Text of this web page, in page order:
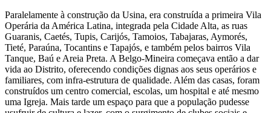
Paralelamente à construção da Usina, era construída a primeira Vila
Operária da América Latina, integrada pela Cidade Alta, as ruas
Guaranis, Caetés, Tupis, Carijós, Tamoios, Tabajaras, Aymorés,
Tieté, Paraúna, Tocantins e Tapajós, e também pelos bairros Vila
Tanque, Baú e Areia Preta. A Belgo-Mineira começava então a dar
vida ao Distrito, oferecendo condições dignas aos seus operários e
familiares, com infra-estrutura de qualidade. Além das casas, foram
construídos um centro comercial, escolas, um hospital e até mesmo
uma Igreja. Mais tarde um espaço para que a população pudesse